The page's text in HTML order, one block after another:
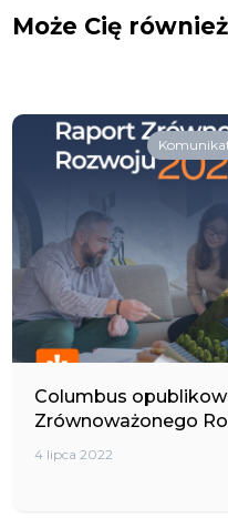
Może Cię
Columbus
Zrównoważonego
4 lipca 2022